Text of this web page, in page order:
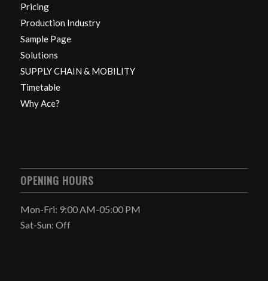
Pricing
Production Industry
Sample Page
Solutions
SUPPLY CHAIN & MOBILITY
Timetable
Why Ace?
OPENING HOURS
Mon-Fri: 9:00 AM-05:00 PM
Sat-Sun: Off